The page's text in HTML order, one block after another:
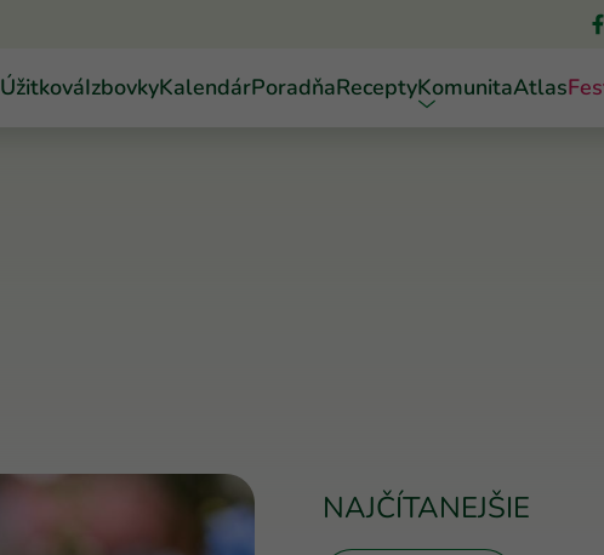
ÚžitkováIzbovkyKalendárPoradňaReceptyKomunitaAtlas
NAJČÍTANEJŠIE